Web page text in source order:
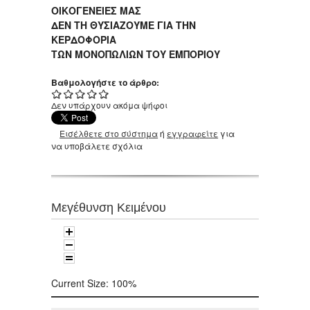
ΟΙΚΟΓΕΝΕΙΕΣ ΜΑΣ
ΔΕΝ ΤΗ ΘΥΣΙΑΖΟΥΜΕ ΓΙΑ ΤΗΝ
ΚΕΡΔΟΦΟΡΙΑ
ΤΩΝ ΜΟΝΟΠΩΛΙΩΝ ΤΟΥ ΕΜΠΟΡΙΟΥ
Βαθμολογήστε το άρθρο:
Δεν υπάρχουν ακόμα ψήφοι
Εισέλθετε στο σύστημαή εγγραφείτε για
να υποβάλετε σχόλια
Μεγέθυνση Κειμένου
Current Size: 100%